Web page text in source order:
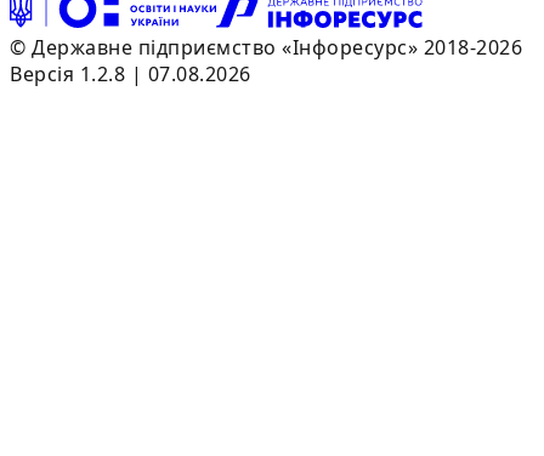
© Державне підприємство «Інфоресурс» 2018-2026
Версія 1.2.8 | 07.08.2026